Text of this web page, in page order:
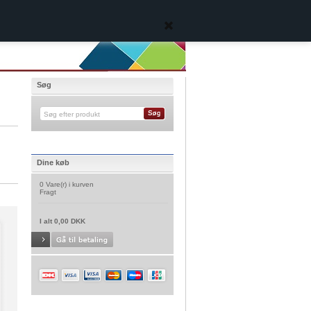
Søg
Dine køb
0 Vare(r) i kurven
Fragt
I alt 0,00 DKK